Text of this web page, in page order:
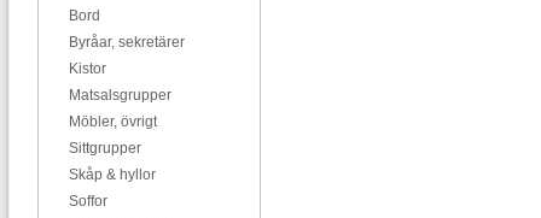
Bord
Byråar, sekretärer
Kistor
Matsalsgrupper
Möbler, övrigt
Sittgrupper
Skåp & hyllor
Soffor